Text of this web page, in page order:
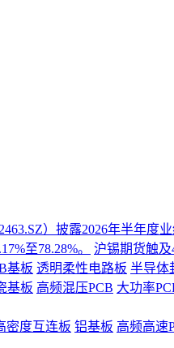
）披露2026年半年度
至78.28%。
沪锡期货触及
基板 透明柔性电路板 半导体
基板 高频混压PCB 大功率
密度互连板 铝基板 高频高速